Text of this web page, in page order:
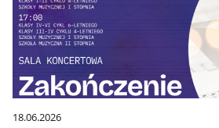
18.06.2026